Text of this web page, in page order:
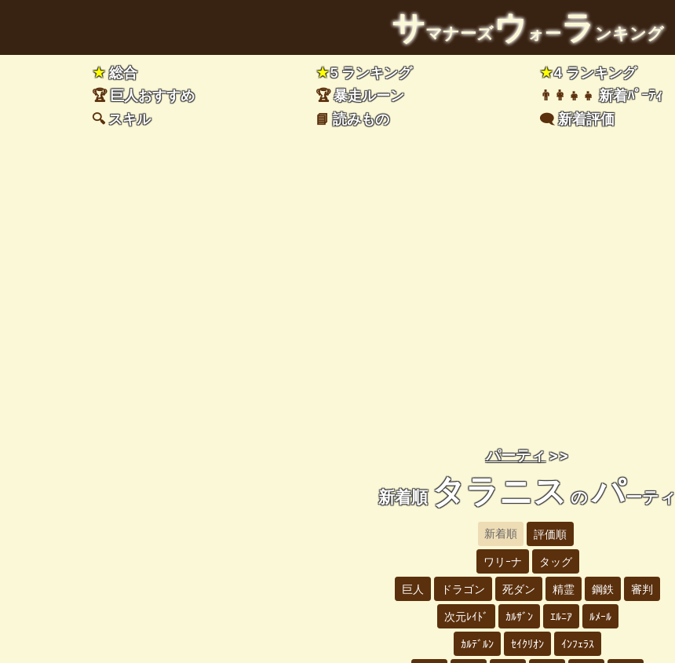
サマナーズウォーランキング
★総合 ★5 ランキング ★4 ランキング
🏆 巨人おすすめ 🏆暴走ルーン 👨‍👩‍👧‍👧新着ﾊﾟｰﾃｨ
🔍スキル 📘読みもの 🗨️新着評価
パーティ >>
新着順 タラニス のパーティ
新着順 評価順
ワリｰナ タッグ
巨人 ドラゴン 死ダン 精霊 鋼鉄 審判
次元ﾚｲﾄﾞ ｶﾙｻﾞﾝ ｴﾙﾆｱ ﾙﾒｰﾙ
ｶﾙﾃﾞﾙﾝ ｾｲｸﾘｵﾝ ｲﾝﾌｪﾗｽ